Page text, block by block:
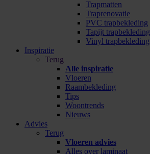
Trapmatten
Traprenovatie
PVC trapbekleding
Tapijt trapbekleding
Vinyl trapbekleding
Inspiratie
Terug
Alle inspiratie
Vloeren
Raambekleding
Tips
Woontrends
Nieuws
Advies
Terug
Vloeren advies
Alles over laminaat